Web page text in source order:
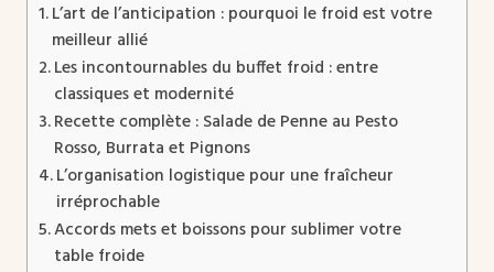
L’art de l’anticipation : pourquoi le froid est votre
meilleur allié
Les incontournables du buffet froid : entre
classiques et modernité
Recette complète : Salade de Penne au Pesto
Rosso, Burrata et Pignons
L’organisation logistique pour une fraîcheur
irréprochable
Accords mets et boissons pour sublimer votre
table froide